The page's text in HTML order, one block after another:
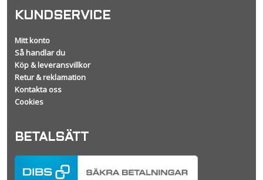
KUNDSERVICE
Mitt konto
Så handlar du
Köp & leveransvillkor
Retur & reklamation
Kontakta oss
Cookies
BETALSÄTT